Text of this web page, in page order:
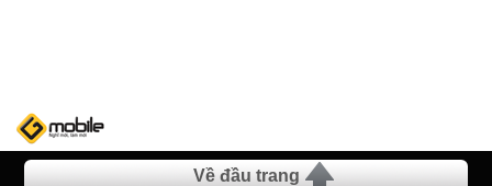
Về đầu trang